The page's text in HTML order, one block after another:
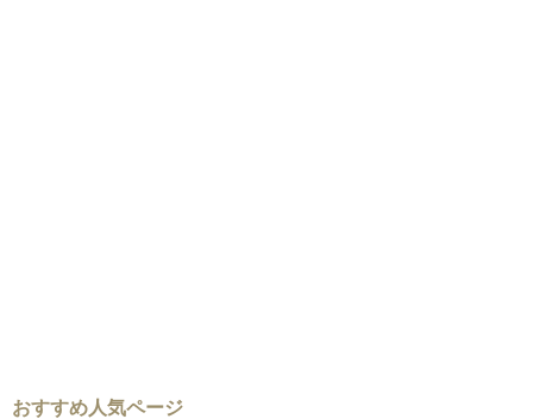
おすすめ人気ページ